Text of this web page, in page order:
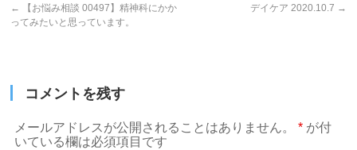
←
【お悩み相談 00497】精神科にかか
ってみたいと思っています。
デイケア 2020.10.7 →
コメントを残す
メールアドレスが公開されることはありません。 * が付
いている欄は必須項目です